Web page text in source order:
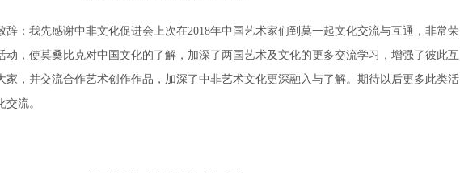
辞：我先感谢中非文化促进会上次在2018年中国艺术家们到莫一起文化交流与互通，非常荣
动，使莫桑比克对中国文化的了解，加深了两国艺术及文化的更多交流学习，增强了彼此互
家，并交流合作艺术创作作品，加深了中非艺术文化更深融入与了解。期待以后更多此类活
流。